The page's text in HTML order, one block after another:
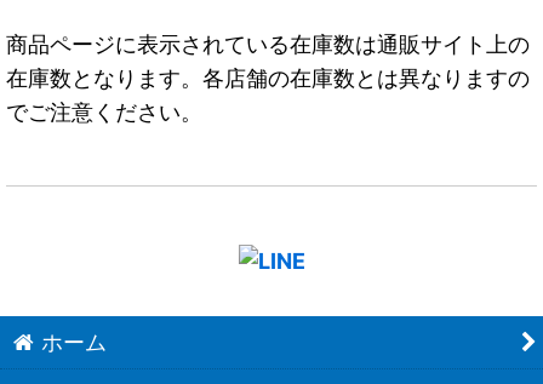
商品ページに表示されている在庫数は通販サイト上の
在庫数となります。各店舗の在庫数とは異なりますの
でご注意ください。
ホーム